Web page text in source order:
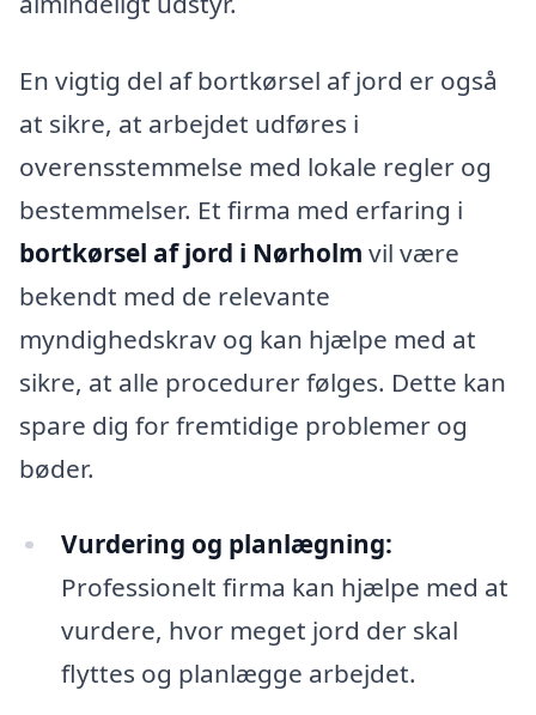
En vigtig del af bortkørsel af jord er også
at sikre, at arbejdet udføres i
overensstemmelse med lokale regler og
bestemmelser. Et firma med erfaring i
bortkørsel af jord i Nørholm vil være
bekendt med de relevante
myndighedskrav og kan hjælpe med at
sikre, at alle procedurer følges. Dette kan
spare dig for fremtidige problemer og
bøder.
Vurdering og planlægning:
Professionelt firma kan hjælpe med at
vurdere, hvor meget jord der skal
flyttes og planlægge arbejdet.